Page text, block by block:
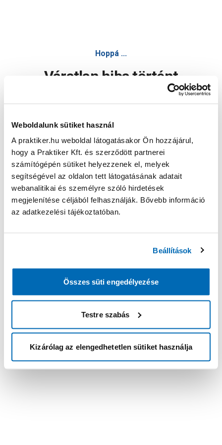
Weboldalunk sütiket használ
A praktiker.hu weboldal látogatásakor Ön hozzájárul,
hogy a Praktiker Kft. és szerződött partnerei
számítógépén sütiket helyezzenek el, melyek
segítségével az oldalon tett látogatásának adatait
webanalitikai és személyre szóló hirdetések
megjelenítése céljából felhasználják. Bővebb információ
az adatkezelési tájékoztatóban.
Beállítások
Összes süti engedélyezése
Testre szabás
Kizárólag az elengedhetetlen sütiket használja
Hoppá ...
Váratlan hiba történt
Oldal újratöltése